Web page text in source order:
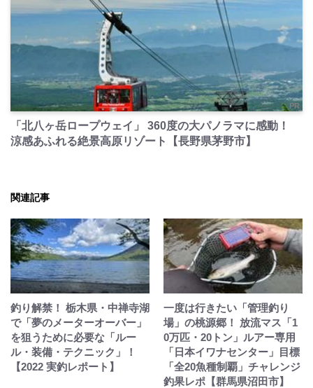
PR
「北八ヶ岳ロープウェイ」 360度の大パノラマに感動！
涼感あふれる絶景高原リゾート【長野県茅野市】
関連記事
釣り解禁！ 栃木県・中禅寺湖
で「夢のメーターオーバー」
を狙うために必要な「ルー
ル・装備・テクニック」！
【2022 実釣レポート】
一度は行きたい「管理釣り
場」の桃源郷！ 放流マス「1
0万匹・20トン」ルアー専用
「日本イワナセンター」目標
「全20魚種制覇」チャレンジ
釣果レポ【群馬県沼田市】